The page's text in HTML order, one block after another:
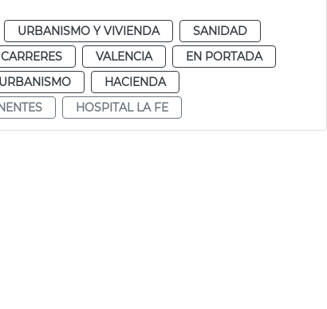
URBANISMO Y VIVIENDA
SANIDAD
VALENCIA
EN PORTADA
URBANISMO
HACIENDA
HOSPITAL LA FE